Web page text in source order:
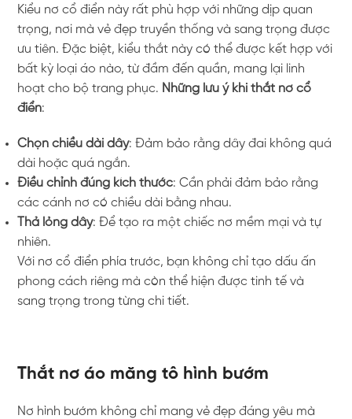
Kiểu nơ cổ điển này rất phù hợp với những dịp quan
trọng, nơi mà vẻ đẹp truyền thống và sang trọng được
ưu tiên. Đặc biệt, kiểu thắt này có thể được kết hợp với
bất kỳ loại áo nào, từ đầm đến quần, mang lại linh
hoạt cho bộ trang phục. Những lưu ý khi thắt nơ cổ
điển:
Chọn chiều dài dây: Đảm bảo rằng dây đai không quá
dài hoặc quá ngắn.
Điều chỉnh đúng kích thước: Cần phải đảm bảo rằng
các cánh nơ có chiều dài bằng nhau.
Thả lỏng dây: Để tạo ra một chiếc nơ mềm mại và tự
nhiên.
Với nơ cổ điển phía trước, bạn không chỉ tạo dấu ấn
phong cách riêng mà còn thể hiện được tinh tế và
sang trọng trong từng chi tiết.
Thắt nơ áo măng tô hình bướm
Nơ hình bướm không chỉ mang vẻ đẹp đáng yêu mà